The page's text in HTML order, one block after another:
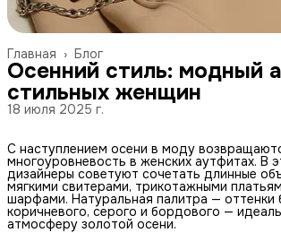
Блог
Главная ›
Осенний стиль: модный
стильных женщин
18 июля 2025 г.
С наступлением осени в моду
многоуровневость в женских аутфитах. В
дизайнеры советуют сочетать длинные
мягкими свитерами, трикотажными
шарфами. Натуральная палитра — оттенки
коричневого, серого и бордового —
атмосферу золотой осени.